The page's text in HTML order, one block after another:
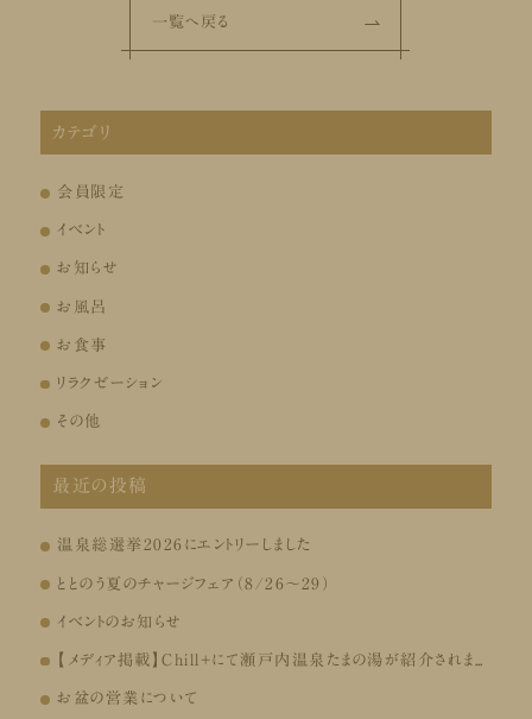
一覧へ戻る
カテゴリ
会員限定
イベント
お知らせ
お風呂
お食事
リラクゼーション
その他
最近の投稿
温泉総選挙2026にエントリーしました
ととのう夏のチャージフェア（8/26～29）
イベントのお知らせ
【メディア掲載】Chill+にて瀬戸内温泉たまの湯が紹介されました
お盆の営業について